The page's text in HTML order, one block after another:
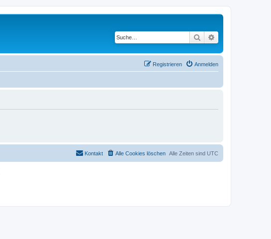
Suche
Anmelden
Registrieren
Alle Zeiten sind UTC
Alle Cookies löschen
Kontakt